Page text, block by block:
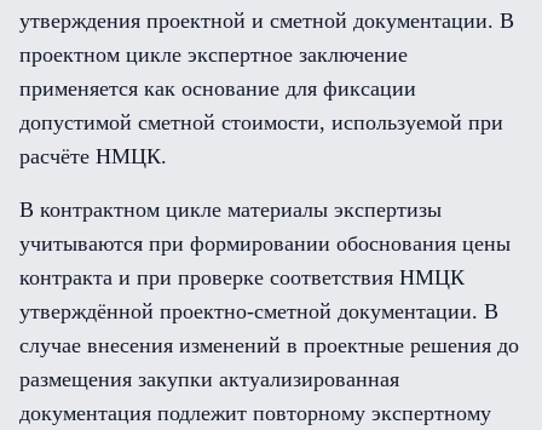
утверждения проектной и сметной документации. В
проектном цикле экспертное заключение
применяется как основание для фиксации
допустимой сметной стоимости, используемой при
расчёте НМЦК.
В контрактном цикле материалы экспертизы
учитываются при формировании обоснования цены
контракта и при проверке соответствия НМЦК
утверждённой проектно-сметной документации. В
случае внесения изменений в проектные решения до
размещения закупки актуализированная
документация подлежит повторному экспертному